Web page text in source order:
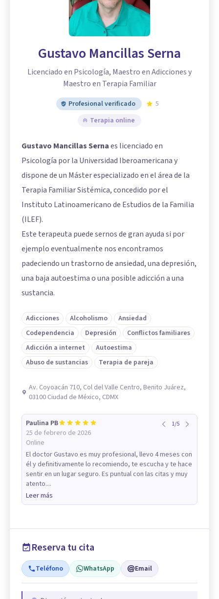
Gustavo Mancillas Serna
Licenciado en Psicología, Maestro en Adicciones y
Maestro en Terapia Familiar
Profesional verificado
5
Terapia online
Gustavo Mancillas Sernaes licenciado en
Psicología por la Universidad Iberoamericana y
dispone de un Máster especializado en el área de la
Terapia Familiar Sistémica, concedido por el
Instituto Latinoamericano de Estudios de la Familia
(ILEF).
Este terapeuta puede sernos de gran ayuda si por
ejemplo eventualmente nos encontramos
padeciendo un trastorno de ansiedad, una depresión,
una baja autoestima o una posible adicción a una
sustancia.
Adicciones Alcoholismo
Ansiedad
Codependencia
Depresión
Conflictos familiares
Adicción a internet
Autoestima
Abuso de sustancias
Terapia de pareja
Av. Coyoacán 710, Col del Valle Centro, Benito Juárez,
03100 Ciudad de México, CDMX
Paulina PB
25 de febrero de 2026
Online
1/5
El doctor Gustavo es muy profesional, llevo 4 meses con
él y definitivamente lo recomiendo, te escucha y te hace
sentir en un lugar seguro. Es puntual con las citas y muy
atento....
Leer más
Reserva tu cita
Teléfono WhatsApp Email